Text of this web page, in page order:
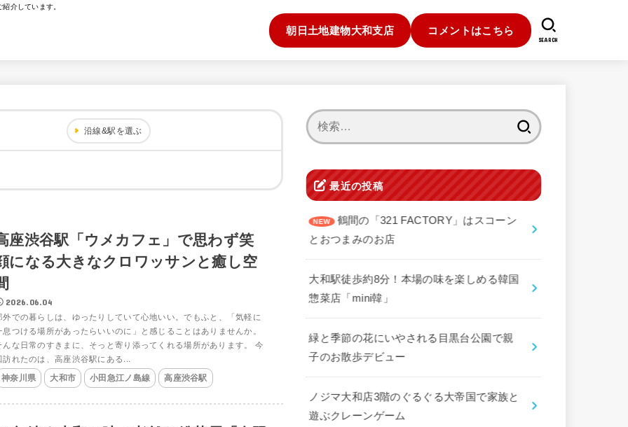
介しています。
朝日土地建物大和支店 コメントはこちら
SEARCH
沿線&駅を選ぶ
座渋谷駅「ウメカフェ」で思わず笑
になる大きなクロワッサンと癒し空
2026.06.04
外での暮らしは、ゆったりしていて心地いい。でもふと、「気軽に
息つける場所があったらいいのに」と感じることはありませんか。
んな日常のすきまに、そっと寄り添ってくれる場所があります。 今
訪れたのは、高座渋谷駅にある...
神奈川県 大和市 小田急江ノ島線 高座渋谷駅
最近の投稿
鶴間の「321 FACTORY」はスコーン
とおつまみのお店
大和駅徒歩約8分！本場の味を楽しめる韓国
惣菜店「mini韓」
緑と季節の花にいやされる目黒台公園で親
子のお散歩デビュー
ノジマ大和店3階のぐるぐる大帝国で家族と
遊ぶクレーンゲーム